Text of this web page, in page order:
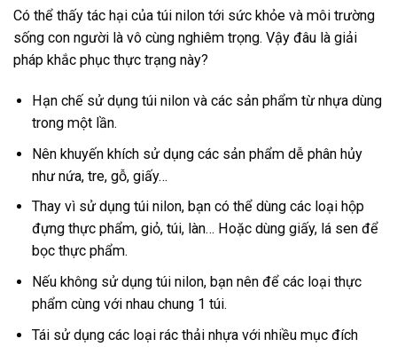
Có thể thấy tác hại của túi nilon tới sức khỏe và môi trường
sống con người là vô cùng nghiêm trọng. Vậy đâu là giải
pháp khắc phục thực trạng này?
Hạn chế sử dụng túi nilon và các sản phẩm từ nhựa dùng
trong một lần.
Nên khuyến khích sử dụng các sản phẩm dễ phân hủy
như nứa, tre, gỗ, giấy…
Thay vì sử dụng túi nilon, bạn có thể dùng các loại hộp
đựng thực phẩm, giỏ, túi, làn… Hoặc dùng giấy, lá sen để
bọc thực phẩm.
Nếu không sử dụng túi nilon, bạn nên để các loại thực
phẩm cùng với nhau chung 1 túi.
Tái sử dụng các loại rác thải nhựa với nhiều mục đích